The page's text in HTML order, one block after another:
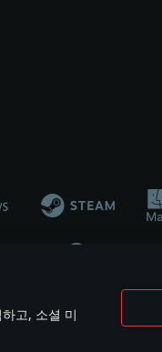
고, 소셜 미
체나 장비 제조 업체가
the property of their